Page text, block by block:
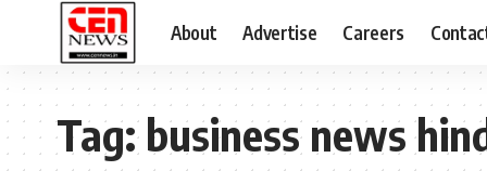
About Advertise Careers
Tag:business news